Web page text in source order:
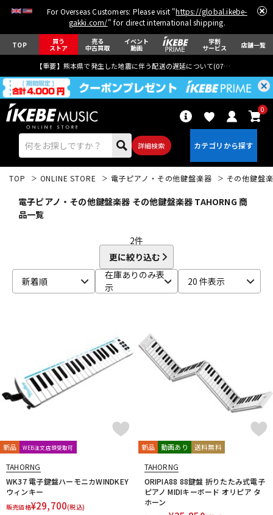
For Overseas Customers: Please visit "https://global.ikebe-
gakki.com/" for direct international shipping.
TOP 買う
ストア
売る
中古買取
イベント
動画
学割
サービス 店舗一覧
【重要】熊本県で発生した地震に伴う配送の遅延について(07月29日
詳細検索
0
ベース ウクレレ
キーボード 電子ピアノ
DJ機器
TOP ONLINE STORE 電子ピアノ・その他鍵盤楽器 その他鍵盤
電子ピアノ・その他鍵盤楽器 その他鍵盤楽器 TAHORNG 商
品一覧
2件
更に絞り込む
新着順
在庫ありのみ表
示
20 件表示
新品 WEB注文店頭受取可
TAHORNG
WK37 電子鍵盤ハーモニカWINDKEY
ウィンキー
販売価格¥29,700(税込)
新品 動画あり 送料無料
TAHORNG
ORIPIA88 88鍵盤 折りたたみ式電子
ピアノ MIDIキーボード オリピア タ
ホーン